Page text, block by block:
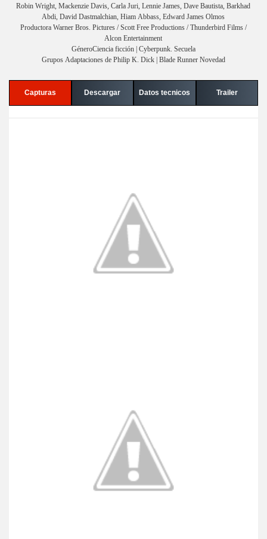
Robin Wright, Mackenzie Davis, Carla Juri, Lennie James, Dave Bautista, Barkhad
Abdi, David Dastmalchian, Hiam Abbass, Edward James Olmos
Productora Warner Bros. Pictures / Scott Free Productions / Thunderbird Films /
Alcon Entertainment
GéneroCiencia ficción | Cyberpunk. Secuela
Grupos Adaptaciones de Philip K. Dick | Blade Runner Novedad
Capturas Descargar Datos tecnicos Trailer